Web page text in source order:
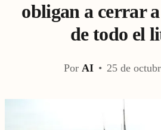
obligan a cerrar
de todo el
Por AI • 25 de